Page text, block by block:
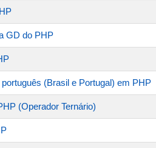
GD do PHP
(Brasil e Portugal) em PHP
(Operador Ternário)